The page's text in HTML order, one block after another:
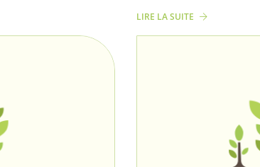
LIRE LA SUITE